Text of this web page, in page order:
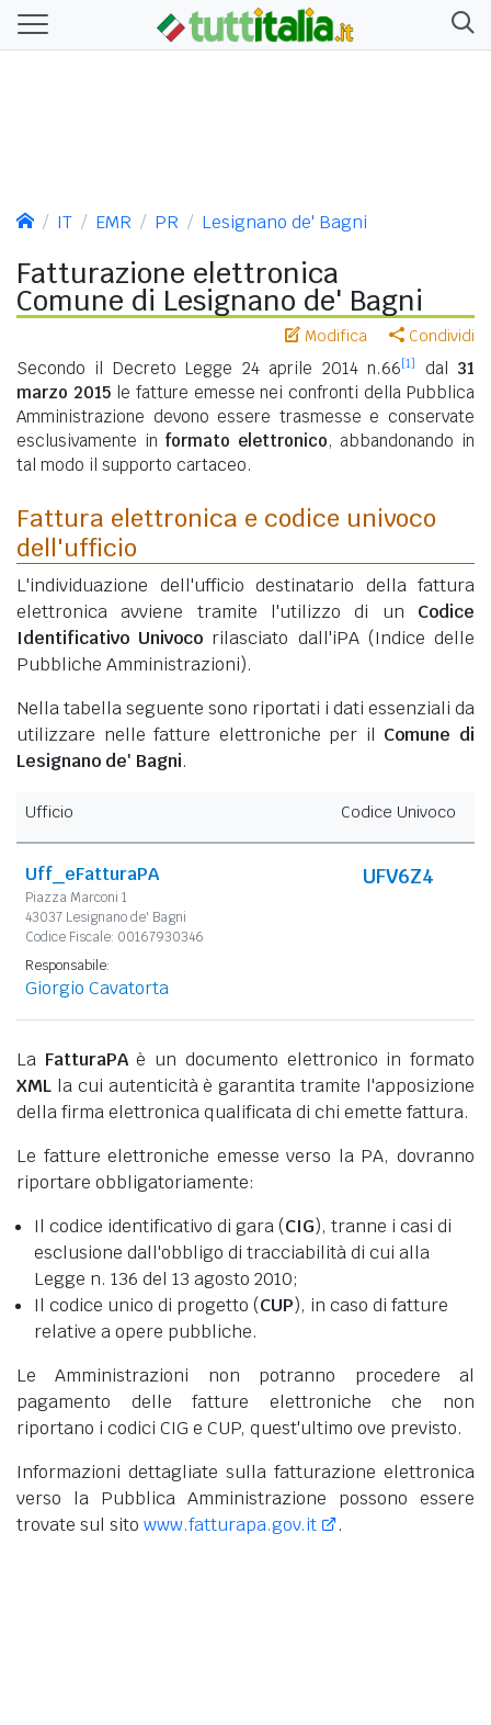
IT EMR PR Lesignano de' Bagni
Fatturazione elettronica
Comune di Lesignano de' Bagni
Modifica Condividi
Secondo il Decreto Legge 24 aprile 2014 n.66[1] dal 31
marzo 2015le fatture emesse nei confronti della Pubblica
Amministrazione devono essere trasmesse e conservate
esclusivamente in formato elettronico, abbandonando in
tal modo il supporto cartaceo.
Fattura elettronica e codice univoco
dell'ufficio
L'individuazione dell'ufficio destinatario della fattura
elettronica avviene tramite l'utilizzo di un Codice
Identificativo Univoco rilasciato dall'iPA (Indice delle
Pubbliche Amministrazioni).
Nella tabella seguente sono riportati i dati essenziali da
utilizzare nelle fatture elettroniche per il Comune di
Lesignano de' Bagni.
Ufficio Codice Univoco
Uff_eFatturaPA
Piazza Marconi 1
43037 Lesignano de' Bagni
Codice Fiscale: 00167930346
UFV6Z4
Responsabile:
Giorgio Cavatorta
La FatturaPAè un documento elettronico in formato
XML la cui autenticità è garantita tramite l'apposizione
della firma elettronica qualificata di chi emette fattura.
Le fatture elettroniche emesse verso la PA, dovranno
riportare obbligatoriamente:
Il codice identificativo di gara (CIG), tranne i casi di
esclusione dall'obbligo di tracciabilità di cui alla
Legge n. 136 del 13 agosto 2010;
Il codice unico di progetto (CUP), in caso di fatture
relative a opere pubbliche.
Le Amministrazioni non potranno procedere al
pagamento delle fatture elettroniche che non
riportano i codici CIG e CUP, quest'ultimo ove previsto.
Informazioni dettagliate sulla fatturazione elettronica
verso la Pubblica Amministrazione possono essere
trovate sul sito www.fatturapa.gov.it .